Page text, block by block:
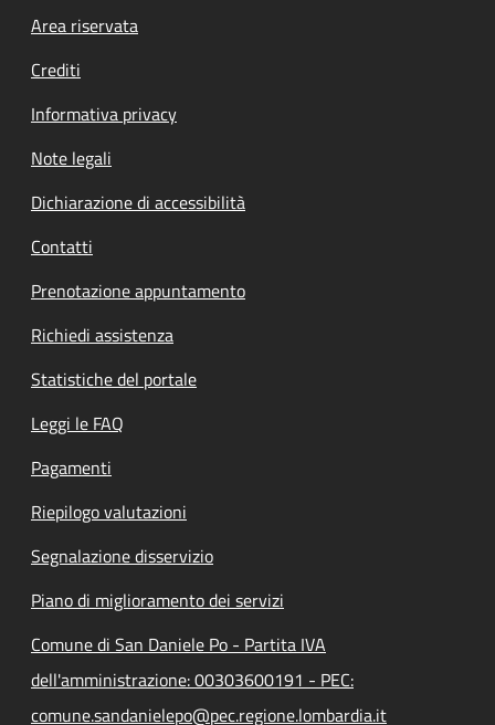
Footer menu
Area riservata
Crediti
Informativa privacy
Note legali
Dichiarazione di accessibilità
Contatti
Prenotazione appuntamento
Richiedi assistenza
Statistiche del portale
Leggi le FAQ
Pagamenti
Riepilogo valutazioni
Segnalazione disservizio
Piano di miglioramento dei servizi
Comune di San Daniele Po - Partita IVA
dell'amministrazione: 00303600191 - PEC:
comune.sandanielepo@pec.regione.lombardia.it